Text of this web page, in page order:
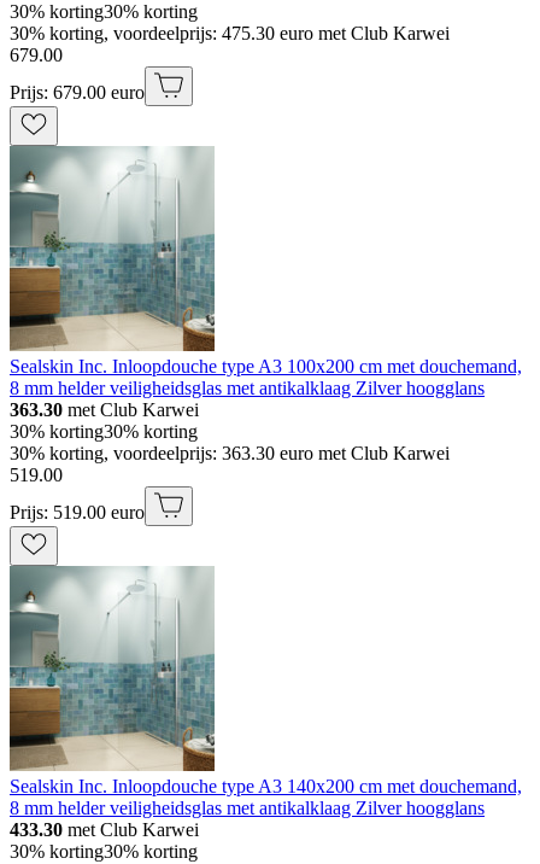
30% korting30% korting
30% korting, voordeelprijs: 475.30 euro met Club Karwei
679.00
Prijs: 679.00 euro
Sealskin Inc. Inloopdouche type A3 100x200 cm met douchemand,
8 mm helder veiligheidsglas met antikalklaag Zilver hoogglans
363.30 met Club Karwei
30% korting30% korting
30% korting, voordeelprijs: 363.30 euro met Club Karwei
519.00
Prijs: 519.00 euro
Sealskin Inc. Inloopdouche type A3 140x200 cm met douchemand,
8 mm helder veiligheidsglas met antikalklaag Zilver hoogglans
433.30 met Club Karwei
30% korting30% korting